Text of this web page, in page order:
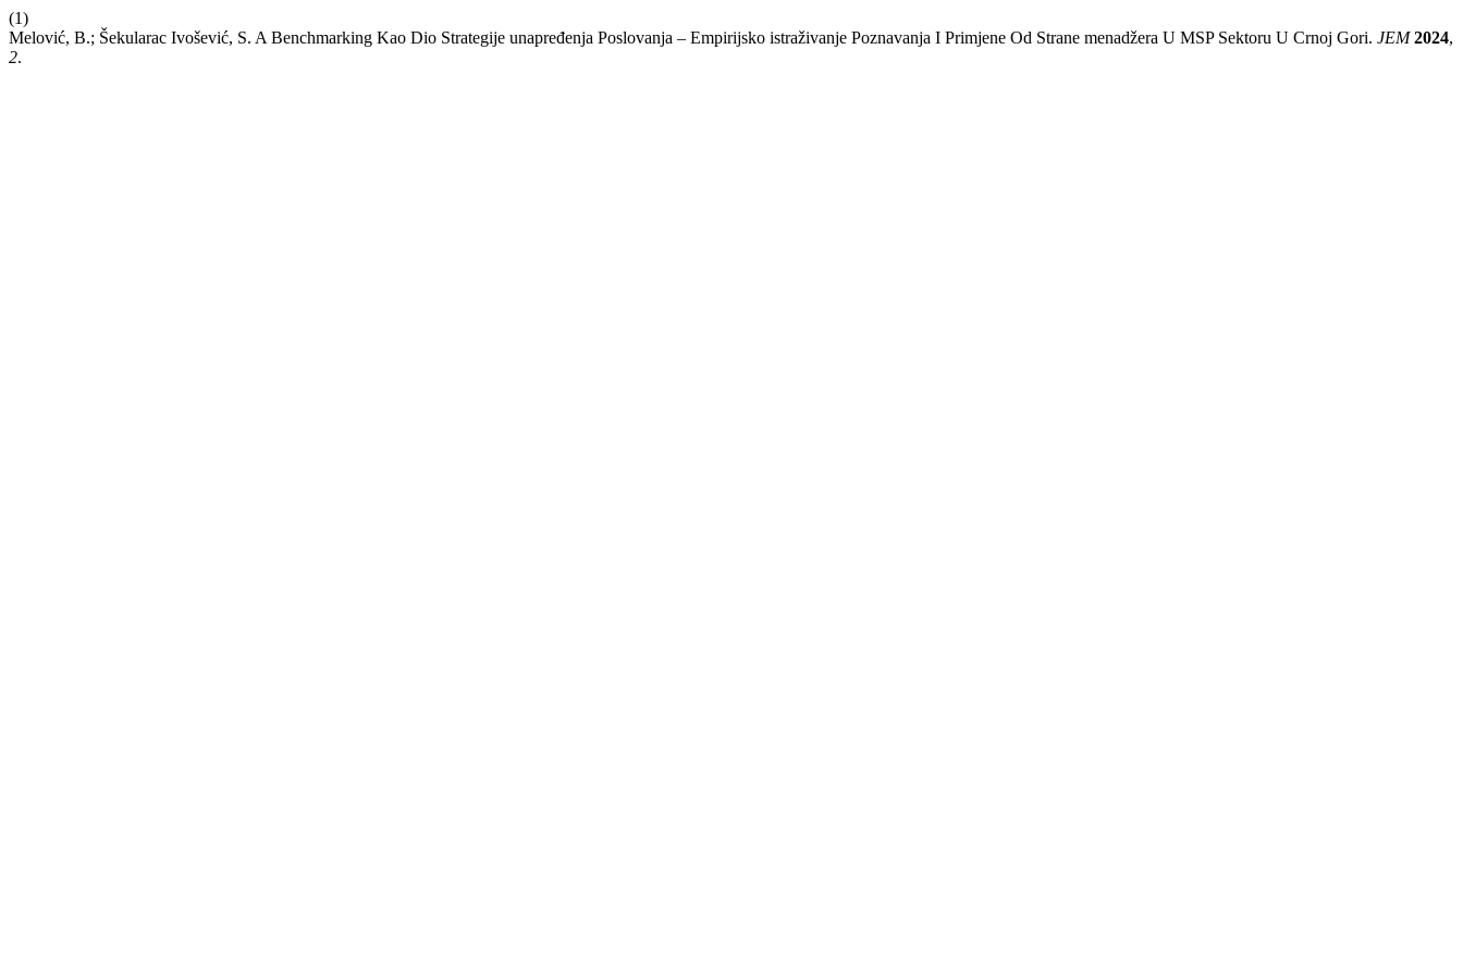
(1)
Melović, B.; Šekularac Ivošević, S. A Benchmarking Kao Dio Strategije unapređenja Poslovanja – Empirijsko istraživanje Poznavanja I Primjene Od Strane menadžera U MSP Sektoru U Crnoj Gori. JEM 2024,
2.